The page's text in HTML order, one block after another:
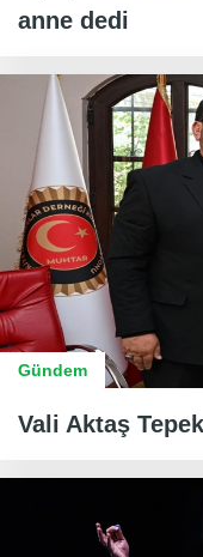
anne dedi
Gündem
Vali Aktaş